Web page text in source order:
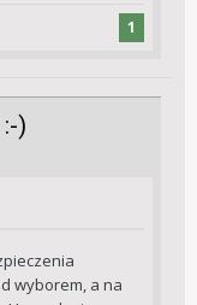
1
)
wyborem, a na